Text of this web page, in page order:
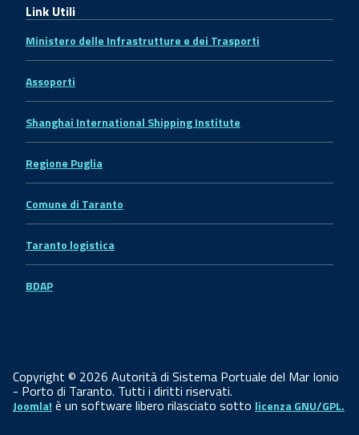
Link Utili
Ministero delle Infrastrutture e dei Trasporti
Assoporti
Shanghai International Shipping Institute
Regione Puglia
Comune di Taranto
Taranto logistica
BDAP
Copyright © 2026 Autorità di Sistema Portuale del Mar Ionio
- Porto di Taranto. Tutti i diritti riservati.
Joomla! è un software libero rilasciato sotto licenza GNU/GPL.